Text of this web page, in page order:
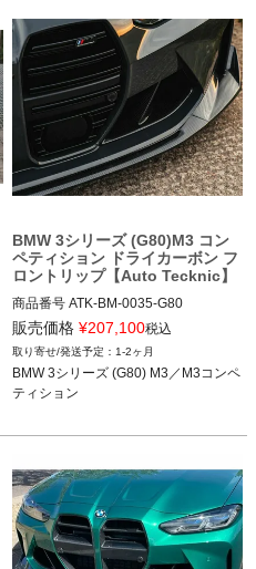
BMW 3シリーズ (G80)M3 コン
ペティション ドライカーボン フ
ロントリップ【Auto Tecknic】
商品番号 ATK-BM-0035-G80
ATK-BM-0035-G80
12VIVID "ATK-BM-0035"
BMW 3シリーズ (G80) M3／M3コンペ
ティション 20-
販売価格 ¥207,100税込
1-2ヶ月
BMW 3シリーズ (G80) M3／M3コンペ
ティション